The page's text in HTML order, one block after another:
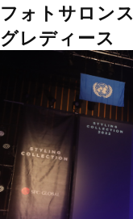
フォトサロン
グレディース